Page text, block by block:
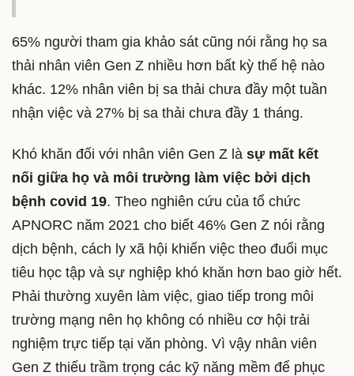
65% người tham gia khảo sát cũng nói rằng họ sa
thải nhân viên Gen Z nhiều hơn bất kỳ thế hệ nào
khác. 12% nhân viên bị sa thải chưa đầy một tuần
nhận việc và 27% bị sa thải chưa đầy 1 tháng.
Khó khăn đối với nhân viên Gen Z là sự mất kết
nối giữa họ và môi trường làm việc bởi dịch
bệnh covid 19. Theo nghiên cứu của tổ chức
APNORC năm 2021 cho biết 46% Gen Z nói rằng
dịch bệnh, cách ly xã hội khiến việc theo đuổi mục
tiêu học tập và sự nghiệp khó khăn hơn bao giờ hết.
Phải thường xuyên làm việc, giao tiếp trong môi
trường mạng nên họ không có nhiều cơ hội trải
nghiệm trực tiếp tại văn phòng. Vì vậy nhân viên
Gen Z thiếu trầm trọng các kỹ năng mềm để phục